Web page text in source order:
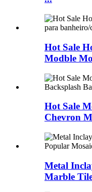
Hot Sale
Modble
Hot Sale
Chevron
Metal
Marble